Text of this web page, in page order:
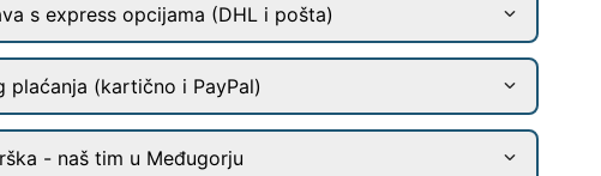
s express opcijama (DHL i pošta)
plaćanja (kartično i PayPal)
- naš tim u Međugorju